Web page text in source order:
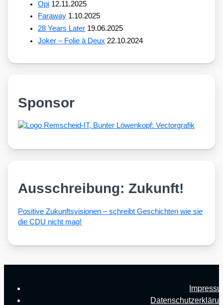
Opi 12.11.2025
Faraway 1.10.2025
28 Years Later 19.06.2025
Joker – Folie à Deux 22.10.2024
Sponsor
Ausschreibung: Zukunft!
Posi­ti­ve Zukunfts­vi­sio­nen – schreibt Geschich­ten wie sie
die CDU nicht mag!